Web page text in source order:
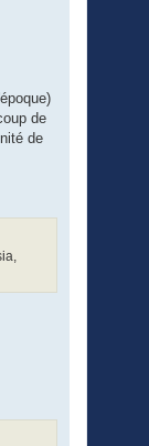
de
de